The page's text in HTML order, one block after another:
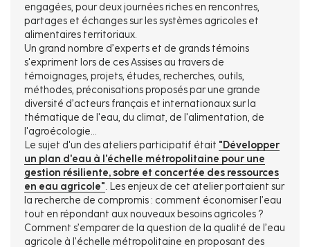
engagées, pour deux journées riches en rencontres,
partages et échanges sur les systèmes agricoles et
alimentaires territoriaux.
Un grand nombre d’experts et de grands témoins
s'expriment lors de ces Assises au travers de
témoignages, projets, études, recherches, outils,
méthodes, préconisations proposés par une grande
diversité d’acteurs français et internationaux sur la
thématique de l'eau, du climat, de l'alimentation, de
l'agroécologie...
Le sujet d'un des ateliers participatif était "Développer
un plan d'eau à l'échelle métropolitaine pour une
gestion résiliente, sobre et concertée des ressources
en eau agricole". Les enjeux de cet atelier portaient sur
la recherche de compromis : comment économiser l’eau
tout en répondant aux nouveaux besoins agricoles ?
Comment s’emparer de la question de la qualité de l’eau
agricole à l’échelle métropolitaine en proposant des